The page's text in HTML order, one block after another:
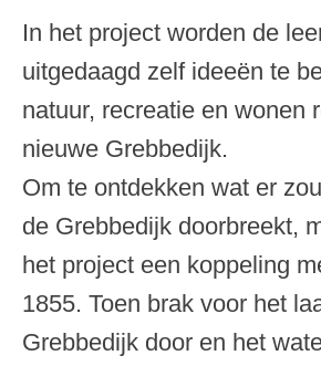
In het project worden de
uitgedaagd zelf ideeën te
natuur, recreatie en wonen
nieuwe Grebbedijk.
Om te ontdekken wat er
de Grebbedijk doorbreekt,
het project een koppeling
1855. Toen brak voor het
Grebbedijk door en het